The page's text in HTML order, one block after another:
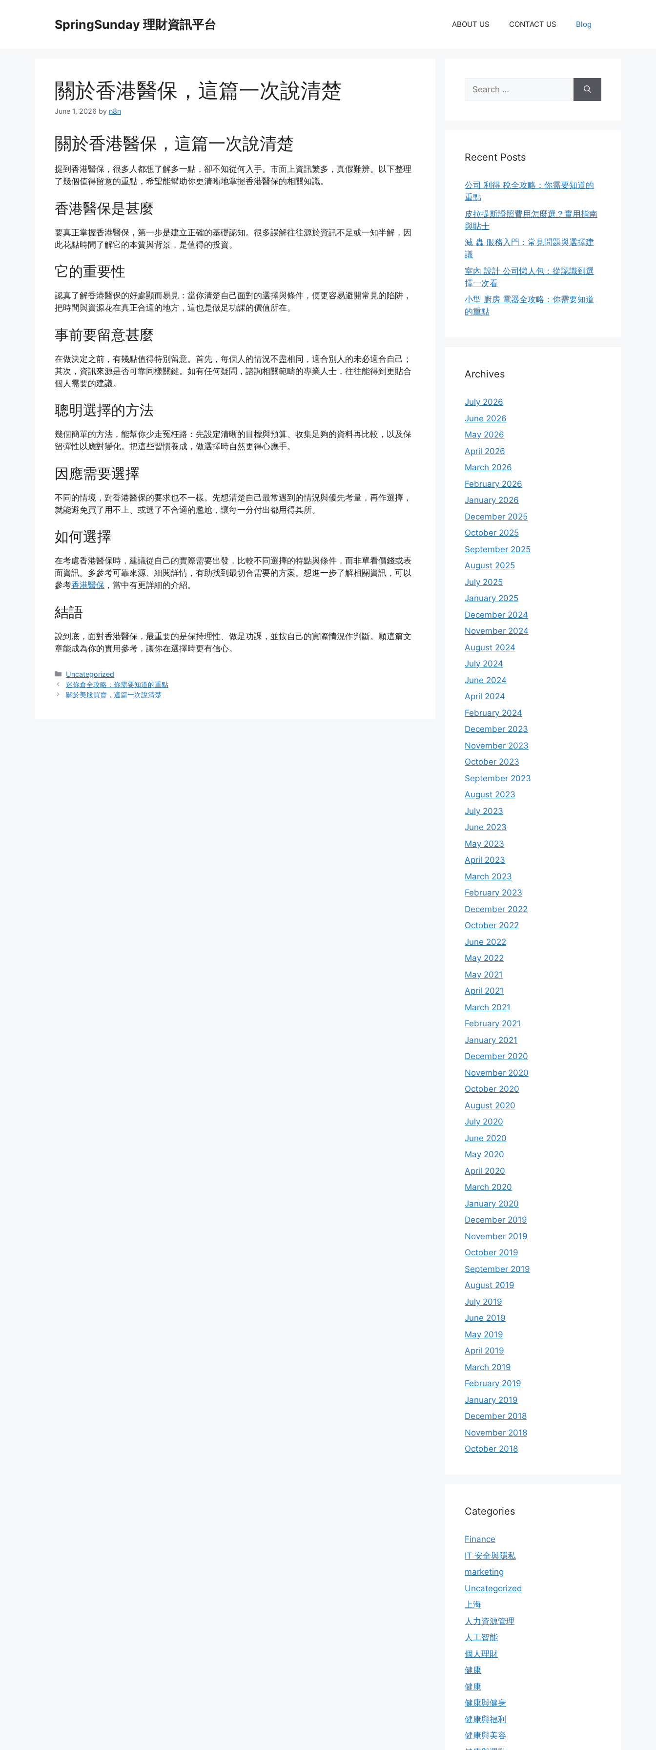
SpringSunday 理財資訊平台 ABOUT US CONTACT US Blog
關於香港醫保，這篇一次說清楚
June 1, 2026 by n8n
關於香港醫保，這篇一次說清楚
提到香港醫保，很多人都想了解多一點，卻不知從何入手。市面上資訊繁多，真假難辨。以下整理
了幾個值得留意的重點，希望能幫助你更清晰地掌握香港醫保的相關知識。
香港醫保是甚麼
要真正掌握香港醫保，第一步是建立正確的基礎認知。很多誤解往往源於資訊不足或一知半解，因
此花點時間了解它的本質與背景，是值得的投資。
它的重要性
認真了解香港醫保的好處顯而易見：當你清楚自己面對的選擇與條件，便更容易避開常見的陷阱，
把時間與資源花在真正合適的地方，這也是做足功課的價值所在。
事前要留意甚麼
在做決定之前，有幾點值得特別留意。首先，每個人的情況不盡相同，適合別人的未必適合自己；
其次，資訊來源是否可靠同樣關鍵。如有任何疑問，諮詢相關範疇的專業人士，往往能得到更貼合
個人需要的建議。
聰明選擇的方法
幾個簡單的方法，能幫你少走冤枉路：先設定清晰的目標與預算、收集足夠的資料再比較，以及保
留彈性以應對變化。把這些習慣養成，做選擇時自然更得心應手。
因應需要選擇
不同的情境，對香港醫保的要求也不一樣。先想清楚自己最常遇到的情況與優先考量，再作選擇，
就能避免買了用不上、或選了不合適的尷尬，讓每一分付出都用得其所。
如何選擇
在考慮香港醫保時，建議從自己的實際需要出發，比較不同選擇的特點與條件，而非單看價錢或表
面資訊。多參考可靠來源、細閱詳情，有助找到最切合需要的方案。想進一步了解相關資訊，可以
參考香港醫保 ，當中有更詳細的介紹。
結語
說到底，面對香港醫保，最重要的是保持理性、做足功課，並按自己的實際情況作判斷。願這篇文
章能成為你的實用參考，讓你在選擇時更有信心。
Categories
Uncategorized
迷你倉全攻略：你需要知道的重點
關於美股買賣，這篇一次說清楚
Search
for:
Recent Posts
公司 利得 稅全攻略：你需要知道的
重點
皮拉提斯證照費用怎麼選？實用指南
與貼士
滅 蟲 服務入門：常見問題與選擇建
議
室內 設計 公司懶人包：從認識到選
擇一次看
小型 廚房 電器全攻略：你需要知道
的重點
Archives
July 2026
June 2026
May 2026
April 2026
March 2026
February 2026
January 2026
December 2025
October 2025
September 2025
August 2025
July 2025
January 2025
December 2024
November 2024
August 2024
July 2024
June 2024
April 2024
February 2024
December 2023
November 2023
October 2023
September 2023
August 2023
July 2023
June 2023
May 2023
April 2023
March 2023
February 2023
December 2022
October 2022
June 2022
May 2022
May 2021
April 2021
March 2021
February 2021
January 2021
December 2020
November 2020
October 2020
August 2020
July 2020
June 2020
May 2020
April 2020
March 2020
January 2020
December 2019
November 2019
October 2019
September 2019
August 2019
July 2019
June 2019
May 2019
April 2019
March 2019
February 2019
January 2019
December 2018
November 2018
October 2018
Categories
Finance
IT 安全與隱私
marketing
Uncategorized
上海
人力資源管理
人工智能
個人理財
健康
健康
健康與健身
健康與福利
健康與美容